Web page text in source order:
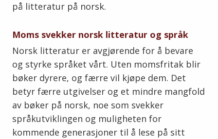
på litteratur på norsk.
Moms svekker norsk litteratur og språk
Norsk litteratur er avgjørende for å bevare
og styrke språket vårt. Uten momsfritak blir
bøker dyrere, og færre vil kjøpe dem. Det
betyr færre utgivelser og et mindre mangfold
av bøker på norsk, noe som svekker
språkutviklingen og muligheten for
kommende generasjoner til å lese på sitt